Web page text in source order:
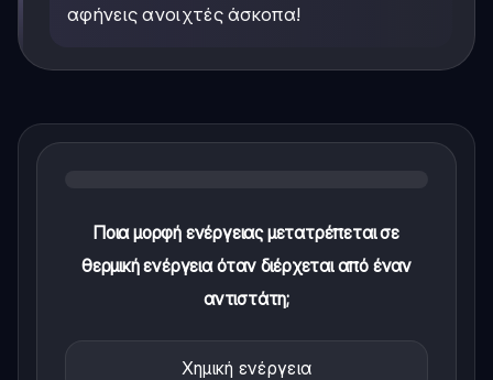
αφήνεις ανοιχτές άσκοπα!
Ποια μορφή ενέργειας μετατρέπεται σε
θερμική ενέργεια όταν διέρχεται από έναν
αντιστάτη;
Χημική ενέργεια